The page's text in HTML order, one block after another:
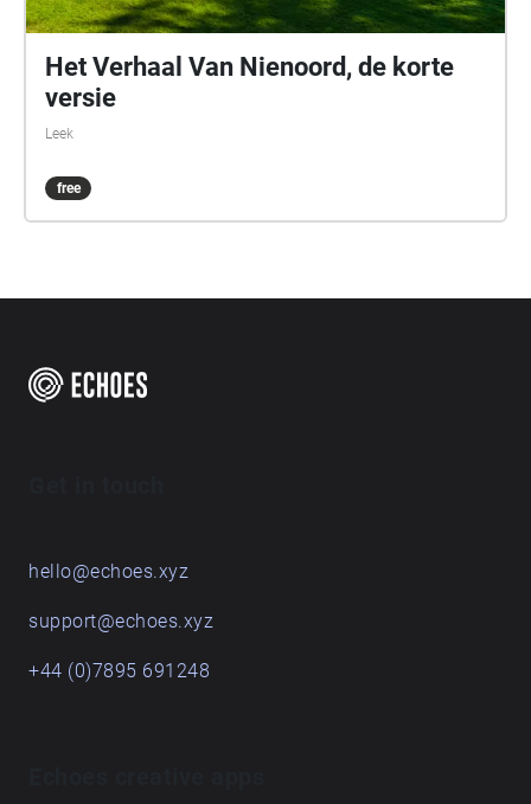
Het Verhaal Van Nienoord, de korte
versie
Leek
free
hello@echoes.xyz
support@echoes.xyz
+44 (0)7895 691248